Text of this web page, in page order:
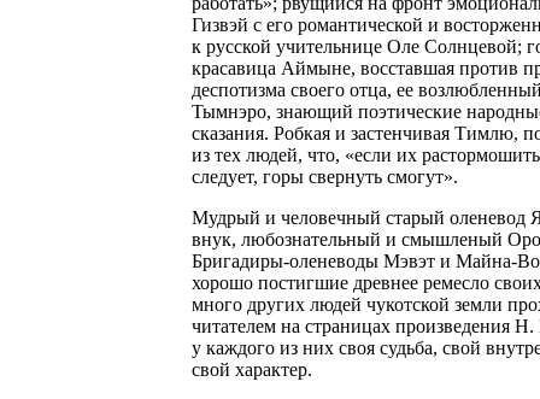
Гизвэй с его романтической и
к русской учительнице Оле Солнцевой;
красавица Аймыне, восставшая против
деспотизма своего отца, ее
Тымнэро, знающий поэтические
сказания. Робкая и застенчивая Тимлю,
из тех людей, что, «если их
следует, горы свернуть смогут».
Мудрый и человечный старый оленевод
внук, любознательный и смышленый
Бригадиры-оленеводы Мэвэт и Майна-
хорошо постигшие древнее ремесло
много других людей чукотской земли
читателем на страницах произведения
у каждого из них своя судьба, свой
свой характер.